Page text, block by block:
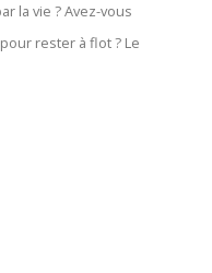
la vie ? Avez-vous
rester à flot ? Le